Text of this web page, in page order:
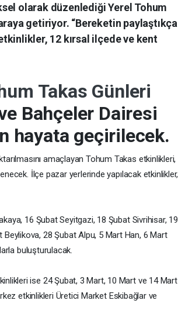
olarak düzenlediği Yerel Tohum
getiriyor. “Bereketin paylaştıkça
12 kırsal ilçede ve kent
Takas Günleri
Bahçeler Dairesi
hayata geçirilecek.
amaçlayan Tohum Takas etkinlikleri,
İlçe pazar yerlerinde yapılacak etkinlikler,
16 Şubat Seyitgazi, 18 Şubat Sivrihisar, 19
28 Şubat Alpu, 5 Mart Han, 6 Mart
buluşturulacak.
ise 24 Şubat, 3 Mart, 10 Mart ve 14 Mart
etkinlikleri Üretici Market Eskibağlar ve